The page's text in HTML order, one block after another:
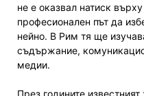
не е оказвал натиск
професионален път да
нейно. В Рим тя ще
съдържание,
медии.
През годините